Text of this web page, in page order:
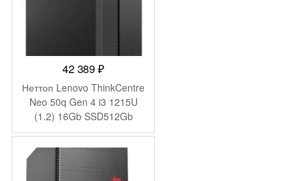
42 389₽
Неттоп Lenovo ThinkCentre
Neo 50q Gen 4 i3 1215U
(1.2) 16Gb SSD512Gb
UHDG без ОС GbitEth WiFi
BT 65W kb мышь
клавиатура черный
(12LN003LGP/16)